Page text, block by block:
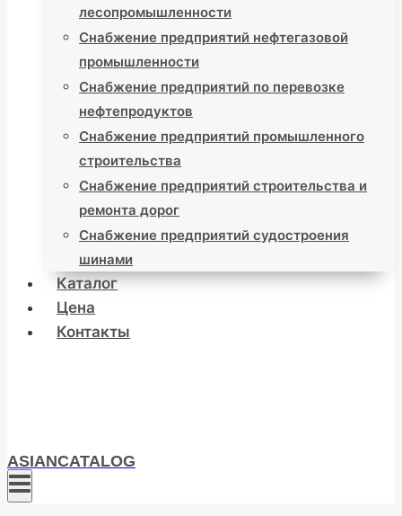
лесопромышленности
Снабжение предприятий нефтегазовой
промышленности
Снабжение предприятий по перевозке
нефтепродуктов
Снабжение предприятий промышленного
строительства
Снабжение предприятий строительства и
ремонта дорог
Снабжение предприятий судостроения
шинами
Каталог
Цена
Контакты
ASIANCATALOG